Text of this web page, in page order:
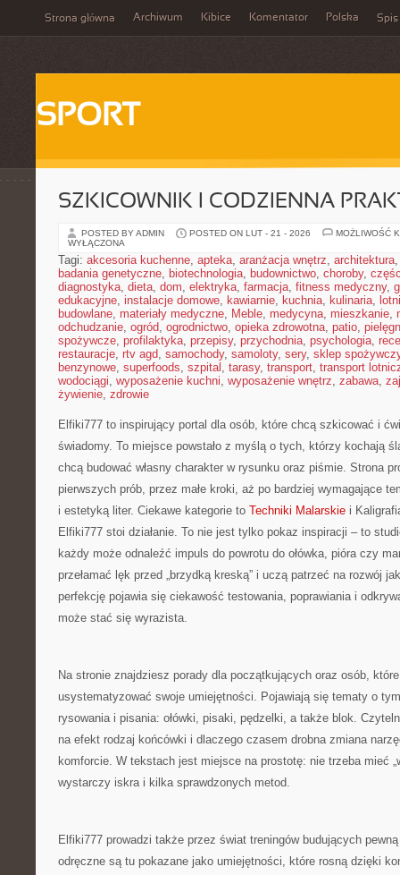
Strona główna Archiwum Kibice Komentator Polska Spis
SPORT
SZKICOWNIK I CODZIENNA
POSTED BY ADMIN POSTED ON LUT - 21 - 2026
MOŻLIWOŚĆ
WYŁĄCZONA
Tagi: akcesoria kuchenne, apteka, aranżacja wnętrz, architektura
badania genetyczne, biotechnologia, budownictwo, choroby,
diagnostyka, dieta, dom, elektryka, farmacja, fitness medyczny,
edukacyjne, instalacje domowe, kawiarnie, kuchnia, kulinaria,
budowlane, materiały medyczne, Meble, medycyna, mieszkanie,
odchudzanie, ogród, ogrodnictwo, opieka zdrowotna, patio,
spożywcze, profilaktyka, przepisy, przychodnia, psychologia,
restauracje, rtv agd, samochody, samoloty, sery, sklep
benzynowe, superfoods, szpital , tarasy, transport, transport
wodociągi, wyposażenie kuchni, wyposażenie wnętrz, zabawa,
żywienie, zdrowie
Elfiki777 to inspirujący portal dla osób, które chcą szkicować i
świadomy. To miejsce powstało z myślą o tych, którzy kochają
chcą budować własny charakter w rysunku oraz piśmie. Strona
pierwszych prób, przez małe kroki, aż po bardziej wymagające
i estetyką liter. Ciekawe kategorie to Techniki Malarskie i
Elfiki777 stoi działanie. To nie jest tylko pokaz inspiracji – to
każdy może odnaleźć impuls do powrotu do ołówka, pióra czy
przełamać lęk przed „brzydką kreską” i uczą patrzeć na rozwój
perfekcję pojawia się ciekawość testowania, poprawiania i
może stać się wyrazista.
Na stronie znajdziesz porady dla początkujących oraz osób,
usystematyzować swoje umiejętności. Pojawiają się tematy o
rysowania i pisania: ołówki, pisaki, pędzelki, a także blok.
na efekt rodzaj końcówki i dlaczego czasem drobna zmiana
komforcie. W tekstach jest miejsce na prostotę: nie trzeba mieć
wystarczy iskra i kilka sprawdzonych metod.
Elfiki777 prowadzi także przez świat treningów budujących
odręczne są tu pokazane jako umiejętności, które rosną dzięki